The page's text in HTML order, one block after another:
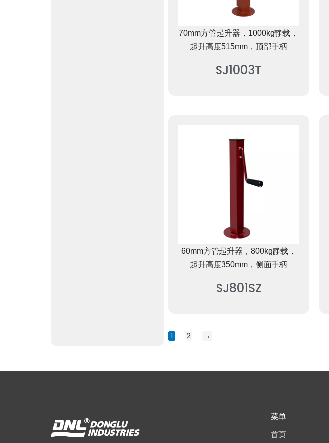
70mm方管起升器，1000kg静载，
起升高度515mm，顶部手柄
SJ1003T
60mm方管起升器，800kg静载，
起升高度350mm，侧面手柄
SJ801SZ
1 2 →
菜单
首页